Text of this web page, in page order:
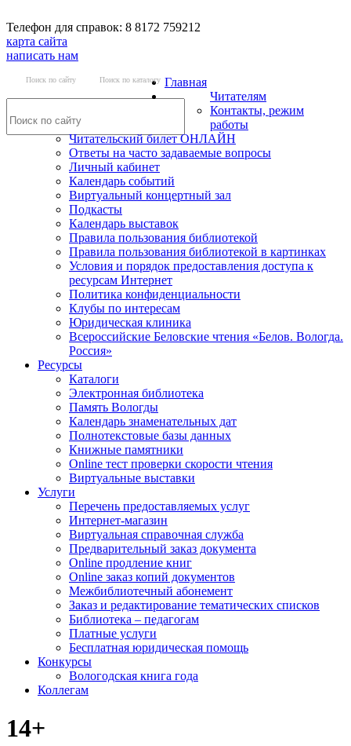
Телефон для справок: 8 8172 759212
карта сайта
написать нам
Поиск по сайту Поиск по каталогу Главная
Читателям
Контакты, режим
работы
Читательский билет ОНЛАЙН
Ответы на часто задаваемые вопросы
Личный кабинет
Календарь событий
Виртуальный концертный зал
Подкасты
Календарь выставок
Правила пользования библиотекой
Правила пользования библиотекой в картинках
Условия и порядок предоставления доступа к
ресурсам Интернет
Политика конфиденциальности
Клубы по интересам
Юридическая клиника
Всероссийские Беловские чтения «Белов. Вологда.
Россия»
Ресурсы
Каталоги
Электронная библиотека
Память Вологды
Календарь знаменательных дат
Полнотекстовые базы данных
Книжные памятники
Online тест проверки скорости чтения
Виртуальные выставки
Услуги
Перечень предоставляемых услуг
Интернет-магазин
Виртуальная справочная служба
Предварительный заказ документа
Online продление книг
Online заказ копий документов
Межбиблиотечный абонемент
Заказ и редактирование тематических списков
Библиотека – педагогам
Платные услуги
Бесплатная юридическая помощь
Конкурсы
Вологодская книга года
Коллегам
14+